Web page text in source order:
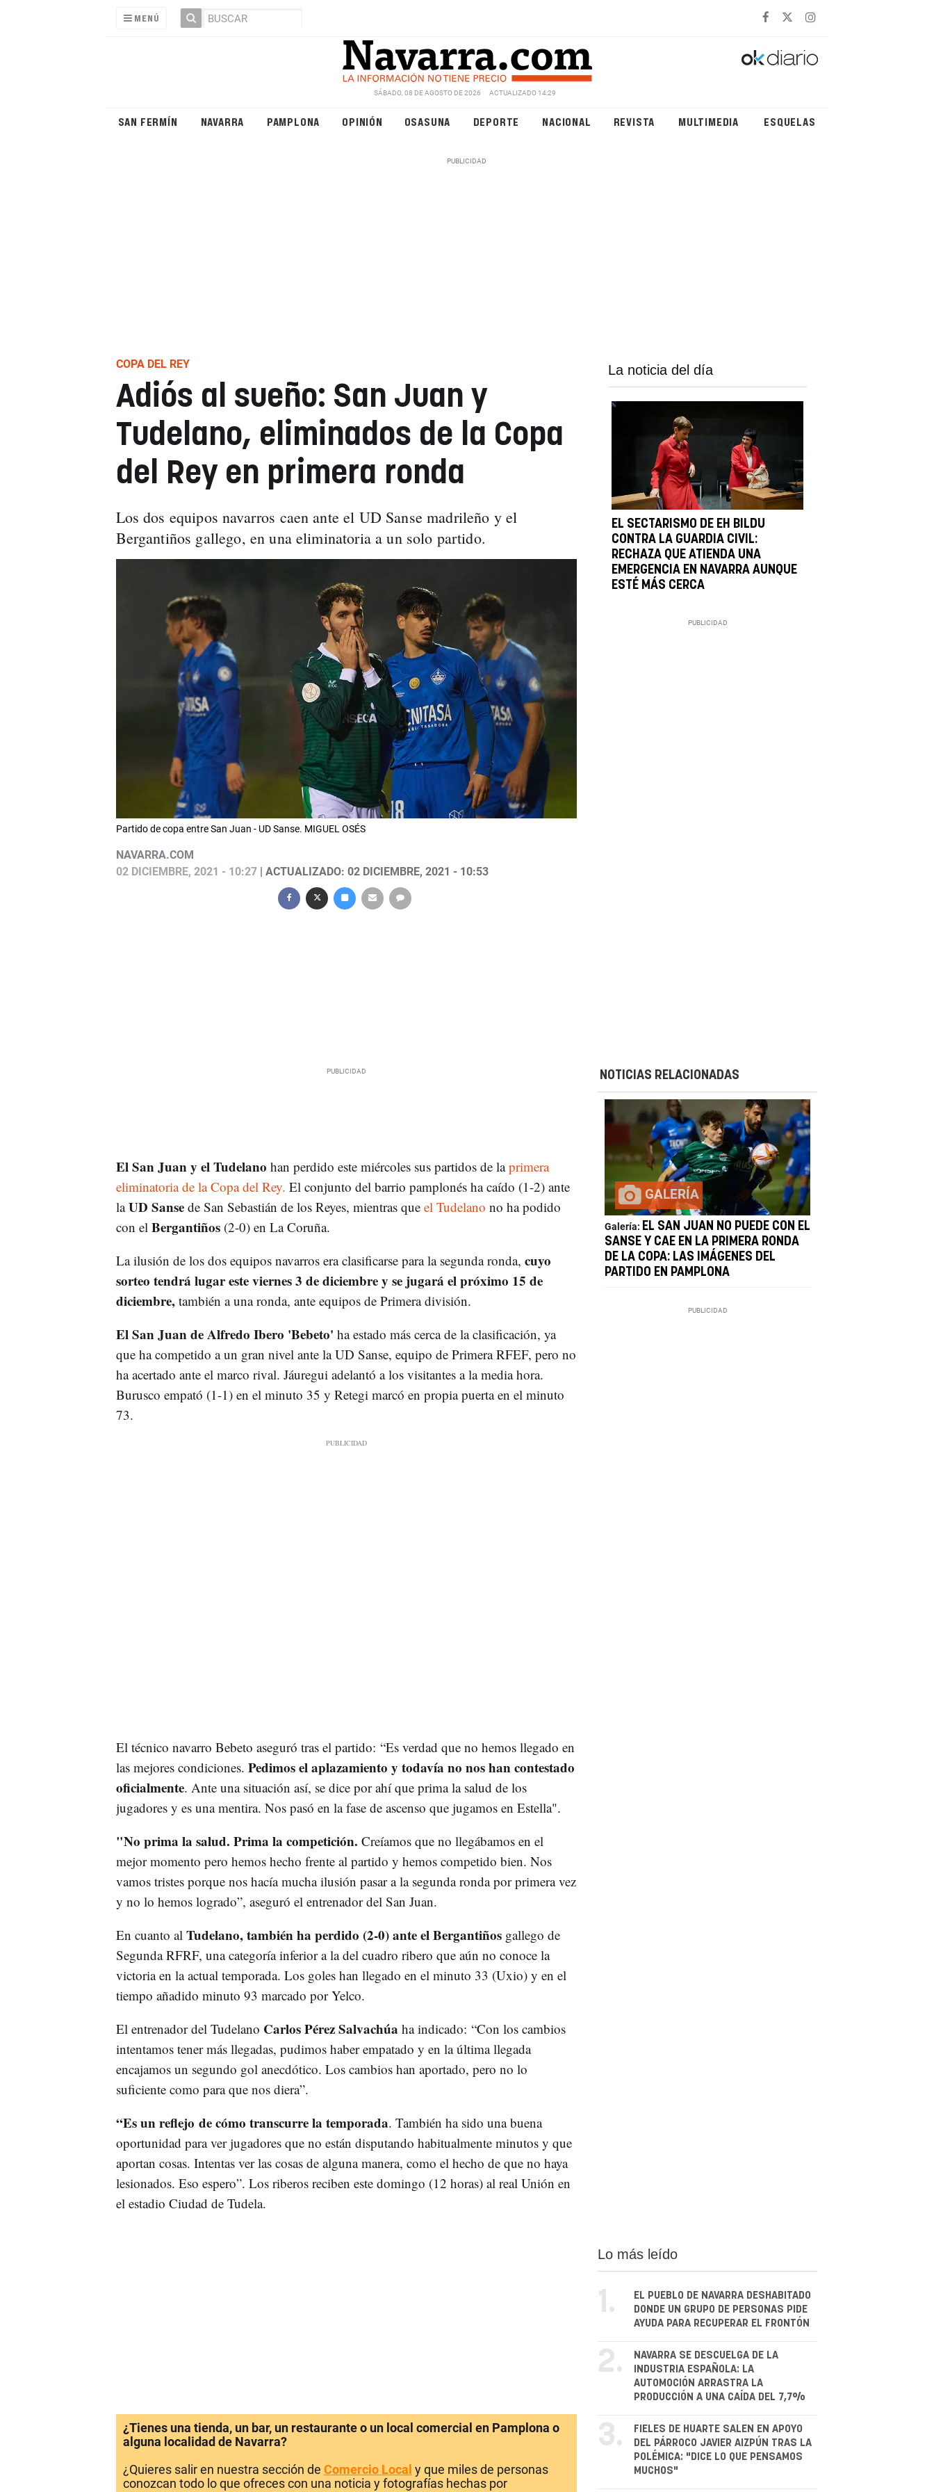
MENÚ
SÁBADO, 08 DE AGOSTO DE 2026 ACTUALIZADO 14:29
SAN FERMÍN NAVARRA PAMPLONA OPINIÓN OSASUNA DEPORTE NACIONAL REVISTA MULTIMEDIA ESQUELAS
COPA DEL REY
Adiós al sueño: San Juan y
Tudelano, eliminados de la Copa
del Rey en primera ronda
Los dos equipos navarros caen ante el UD Sanse madrileño y el
Bergantiños gallego, en una eliminatoria a un solo partido.
Partido de copa entre San Juan - UD Sanse. MIGUEL OSÉS
NAVARRA.COM
02 DICIEMBRE, 2021 - 10:27| ACTUALIZADO: 02 DICIEMBRE, 2021 - 10:53
La noticia del día
EL SECTARISMO DE EH BILDU
CONTRA LA GUARDIA CIVIL:
RECHAZA QUE ATIENDA UNA
EMERGENCIA EN NAVARRA AUNQUE
ESTÉ MÁS CERCA
El San Juan y el Tudelano han perdido este miércoles sus partidos de laprimera
eliminatoria de la Copa del Rey. El conjunto del barrio pamplonés ha caído (1-2) ante
laUD Sansede San Sebastián de los Reyes, mientras queel Tudelano no ha podido
con el Bergantiños(2-0) en La Coruña.
La ilusión de los dos equipos navarros era clasificarse para la segunda ronda, cuyo
sorteo tendrá lugar este viernes 3 de diciembre y se jugará el próximo 15 de
diciembre,también a una ronda, ante equipos de Primera división.
El San Juan de Alfredo Ibero 'Bebeto' ha estado más cerca de la clasificación, ya
que ha competido a un gran nivel ante la UD Sanse, equipo de Primera RFEF, pero no
ha acertado ante el marco rival. Jáuregui adelantó a los visitantes a la media hora.
Burusco empató (1-1) en el minuto 35 y Retegi marcó en propia puerta en el minuto
73.
El técnico navarro Bebeto aseguró tras el partido: “Es verdad que no hemos llegado en
las mejores condiciones. Pedimos el aplazamiento y todavía no nos han contestado
oficialmente. Ante una situación así, se dice por ahí que prima la salud de los
jugadores y es una mentira. Nos pasó en la fase de ascenso que jugamos en Estella".
"No prima la salud. Prima la competición. Creíamos que no llegábamos en el
mejor momento pero hemos hecho frente al partido y hemos competido bien. Nos
vamos tristes porque nos hacía mucha ilusión pasar a la segunda ronda por primera vez
y no lo hemos logrado”, aseguró el entrenador del San Juan.
En cuanto al Tudelano, también ha perdido (2-0) ante el Bergantiñosgallego de
Segunda RFRF, una categoría inferior a la del cuadro ribero que aún no conoce la
victoria en la actual temporada. Los goles han llegado en el minuto 33 (Uxio) y en el
tiempo añadido minuto 93 marcado por Yelco.
El entrenador del Tudelano Carlos Pérez Salvachúa ha indicado: “Con los cambios
intentamos tener más llegadas, pudimos haber empatado y en la última llegada
encajamos un segundo gol anecdótico. Los cambios han aportado, pero no lo
suficiente como para que nos diera”.
“Es un reflejo de cómo transcurre la temporada. También ha sido una buena
oportunidad para ver jugadores que no están disputando habitualmente minutos y que
aportan cosas. Intentas ver las cosas de alguna manera, como el hecho de que no haya
lesionados. Eso espero”. Los riberos reciben este domingo (12 horas) al real Unión en
el estadio Ciudad de Tudela.
NOTICIAS RELACIONADAS
GALERÍA
Galería: EL SAN JUAN NO PUEDE CON EL
SANSE Y CAE EN LA PRIMERA RONDA
DE LA COPA: LAS IMÁGENES DEL
PARTIDO EN PAMPLONA
¿Tienes una tienda, un bar, un restaurante o un local comercial en Pamplona o
alguna localidad de Navarra?
¿Quieres salir en nuestra sección de Comercio Local y que miles de personas
conozcan todo lo que ofreces con una noticia y fotografías hechas por
Lo más leído
1.
EL PUEBLO DE NAVARRA DESHABITADO
DONDE UN GRUPO DE PERSONAS PIDE
AYUDA PARA RECUPERAR EL FRONTÓN
2.
NAVARRA SE DESCUELGA DE LA
INDUSTRIA ESPAÑOLA: LA
AUTOMOCIÓN ARRASTRA LA
PRODUCCIÓN A UNA CAÍDA DEL 7,7%
3.
FIELES DE HUARTE SALEN EN APOYO
DEL PÁRROCO JAVIER AIZPÚN TRAS LA
POLÉMICA: "DICE LO QUE PENSAMOS
MUCHOS"